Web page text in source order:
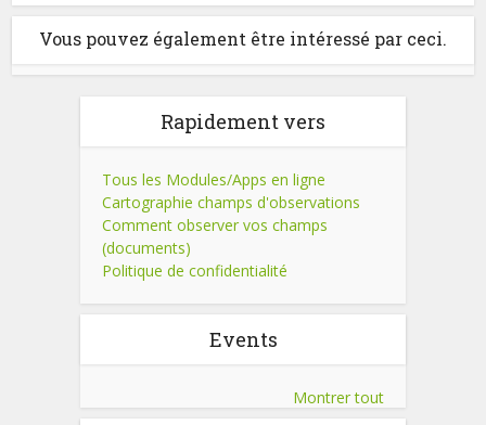
Vous pouvez également être intéressé par ceci.
Rapidement vers
Tous les Modules/Apps en ligne
Cartographie champs d'observations
Comment observer vos champs
(documents)
Politique de confidentialité
Events
Montrer tout